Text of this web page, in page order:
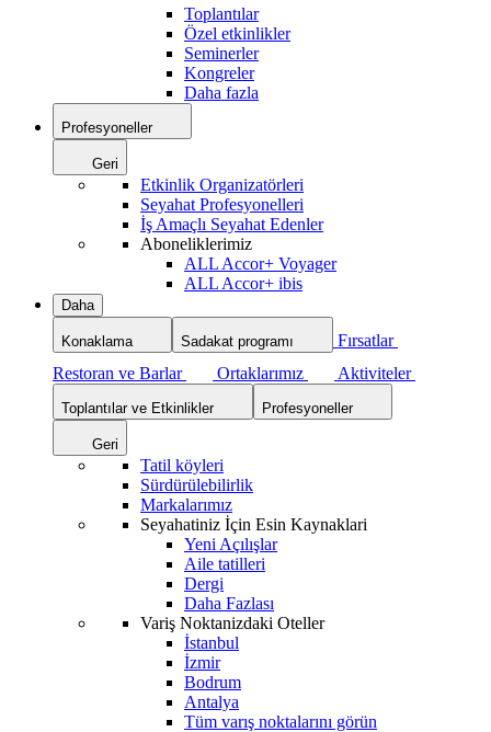
Toplantılar
Özel etkinlikler
Seminerler
Kongreler
Daha fazla
Profesyoneller
Geri
Etkinlik Organizatörleri
Seyahat Profesyonelleri
İş Amaçlı Seyahat Edenler
Aboneliklerimiz
ALL Accor+ Voyager
ALL Accor+ ibis
Daha
Konaklama Sadakat programı
Fırsatlar
Restoran ve Barlar
Ortaklarımız Aktiviteler
Toplantılar ve Etkinlikler Profesyoneller
Geri
Tatil köyleri
Sürdürülebilirlik
Markalarımız
Seyahatiniz İçin Esin Kaynaklari
Yeni Açılışlar
Aile tatilleri
Dergi
Daha Fazlası
Variş Noktanizdaki Oteller
İstanbul
İzmir
Bodrum
Antalya
Tüm varış noktalarını görün